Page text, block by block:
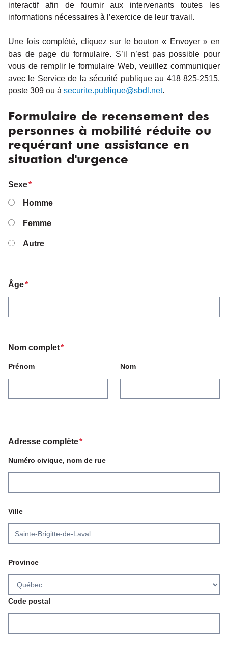
interactif afin de fournir aux intervenants toutes les
informations nécessaires à l’exercice de leur travail.
Une fois complété, cliquez sur le bouton « Envoyer » en
bas de page du formulaire. S’il n’est pas possible pour
vous de remplir le formulaire Web, veuillez communiquer
avec le Service de la sécurité publique au 418 825-2515,
poste 309 ou à securite.publique@sbdl.net.
Formulaire de recensement des
personnes à mobilité réduite ou
requérant une assistance en
situation d'urgence
Sexe*
Homme
Femme
Autre
Âge*
Nom complet*
Prénom Nom
Adresse complète*
Numéro civique, nom de rue
Ville
Province
Code postal